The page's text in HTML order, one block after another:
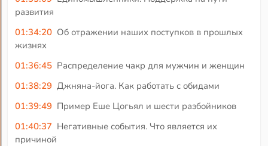
развития
01:34:20 Об отражении наших поступков в прошлых
жизнях
01:36:45 Распределение чакр для мужчин и женщин
01:38:29 Джняна-йога. Как работать с обидами
01:39:49 Пример Еше Цогьял и шести разбойников
01:40:37 Негативные события. Что является их
причиной